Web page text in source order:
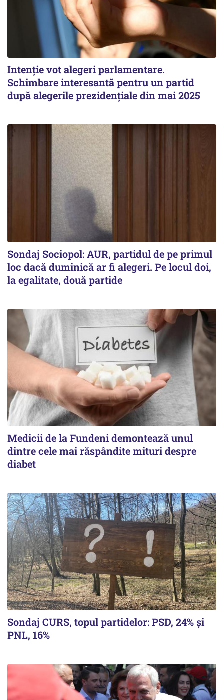
Intenție vot alegeri parlamentare.
Schimbare interesantă pentru un partid
după alegerile prezidențiale din mai 2025
Sondaj Sociopol: AUR, partidul de pe primul
loc dacă duminică ar fi alegeri. Pe locul doi,
la egalitate, două partide
Medicii de la Fundeni demontează unul
dintre cele mai răspândite mituri despre
diabet
Sondaj CURS, topul partidelor: PSD, 24% şi
PNL, 16%